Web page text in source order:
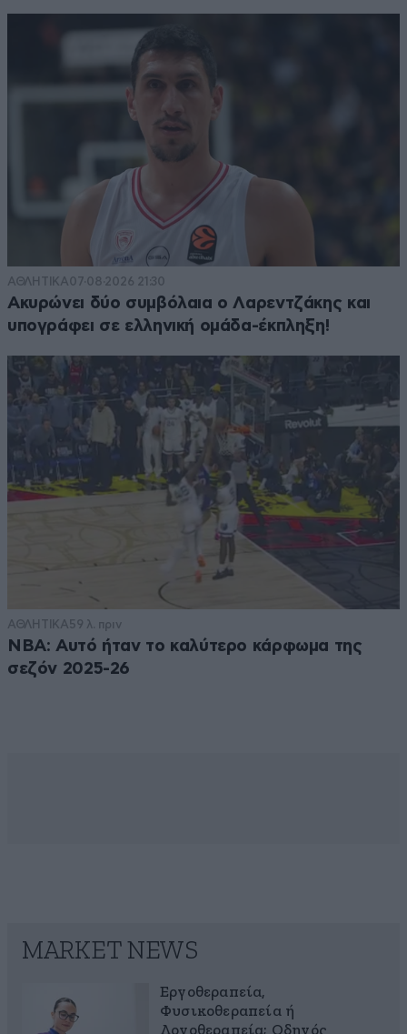
ΑΘΛΗΤΙΚΑ07·08·2026 21:30
Ακυρώνει δύο συμβόλαια ο Λαρεντζάκης και
υπογράφει σε ελληνική ομάδα-έκπληξη!
ΑΘΛΗΤΙΚΑ59 λ. πριν
NBA: Αυτό ήταν το καλύτερο κάρφωμα της
σεζόν 2025-26
MARKET NEWS
Εργοθεραπεία,
Φυσικοθεραπεία ή
Λογοθεραπεία; Οδηγός